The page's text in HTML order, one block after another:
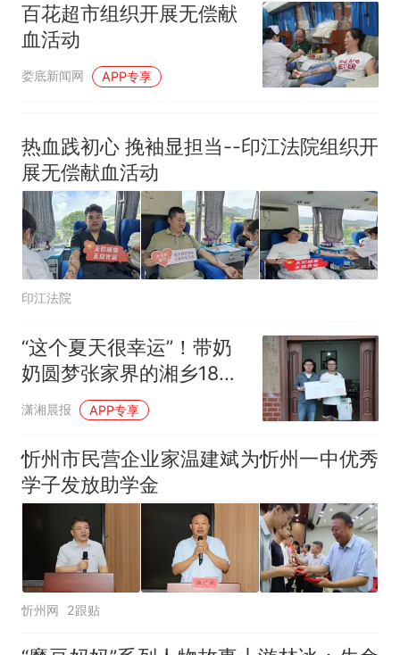
百花超市组织开展无偿献
血活动
娄底新闻网 APP专享
热血践初心 挽袖显担当--印江法院组织开
展无偿献血活动
印江法院
“这个夏天很幸运”！带奶
奶圆梦张家界的湘乡18岁
少年收到1万元爱心款
潇湘晨报 APP专享
忻州市民营企业家温建斌为忻州一中优秀
学子发放助学金
忻州网 2跟贴